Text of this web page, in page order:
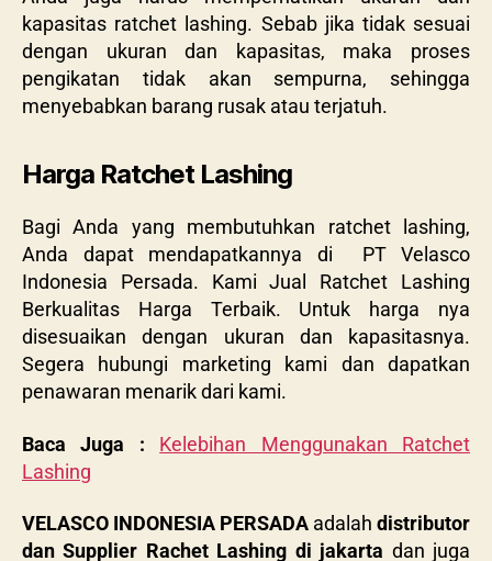
kapasitas ratchet lashing. Sebab jika tidak sesuai
dengan ukuran dan kapasitas, maka proses
pengikatan tidak akan sempurna, sehingga
menyebabkan barang rusak atau terjatuh.
Harga Ratchet Lashing
Bagi Anda yang membutuhkan ratchet lashing,
Anda dapat mendapatkannya di PT Velasco
Indonesia Persada. Kami Jual Ratchet Lashing
Berkualitas Harga Terbaik. Untuk harga nya
disesuaikan dengan ukuran dan kapasitasnya.
Segera hubungi marketing kami dan dapatkan
penawaran menarik dari kami.
Baca Juga : Kelebihan Menggunakan Ratchet
Lashing
VELASCO INDONESIA PERSADA adalah distributor
dan Supplier Rachet Lashing di jakarta dan juga